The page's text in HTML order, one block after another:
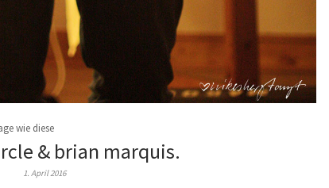
wie diese
& brian marquis.
1. April 2016